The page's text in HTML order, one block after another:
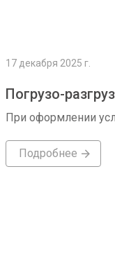
17 декабря 2025 г.
Погрузо-
При оформлении
Подробнее